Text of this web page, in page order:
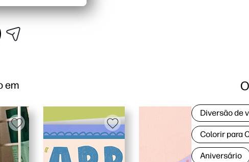
em
Diversão de
Colorir para
Aniversário